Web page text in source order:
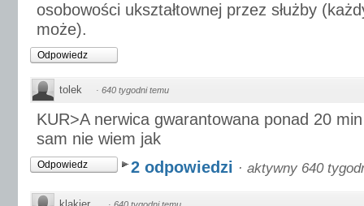
osobowości ukształtownej przez służby
może).
Odpowiedz
tolek · 640 tygodni temu
KUR>A nerwica gwarantowana ponad 20
sam nie wiem jak
Odpowiedz 2 odpowiedzi · aktywny 640